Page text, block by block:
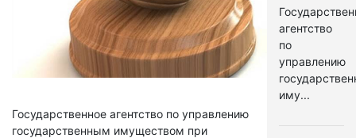
Государственное агентство по управлению
государственным имуществом при
агентство
по
управлению
иму...